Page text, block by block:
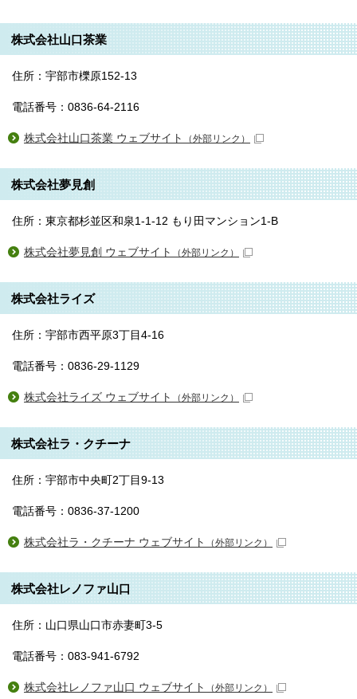
株式会社山口茶業
住所：宇部市櫟原152-13
電話番号：0836-64-2116
株式会社山口茶業 ウェブサイト （外部リンク）
株式会社夢見創
住所：東京都杉並区和泉1-1-12 もり田マンション1-B
株式会社夢見創 ウェブサイト （外部リンク）
株式会社ライズ
住所：宇部市西平原3丁目4-16
電話番号：0836-29-1129
株式会社ライズ ウェブサイト （外部リンク）
株式会社ラ・クチーナ
住所：宇部市中央町2丁目9-13
電話番号：0836-37-1200
株式会社ラ・クチーナ ウェブサイト （外部リンク）
株式会社レノファ山口
住所：山口県山口市赤妻町3-5
電話番号：083-941-6792
株式会社レノファ山口 ウェブサイト （外部リンク）